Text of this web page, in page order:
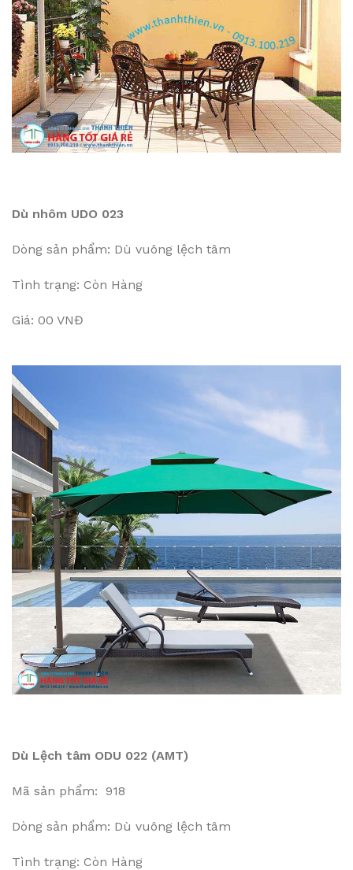
Dù nhôm UDO 023
Dòng sản phẩm: Dù vuông lệch tâm
Tình trạng: Còn Hàng
Giá: 00 VNĐ
Dù Lệch tâm ODU 022 (AMT)
Mã sản phẩm: 918
Dòng sản phẩm: Dù vuông lệch tâm
Tình trạng: Còn Hàng